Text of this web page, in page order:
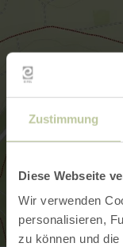
Zustimmung
Diese Webseite
Wir verwenden
personalisieren,
zu können und